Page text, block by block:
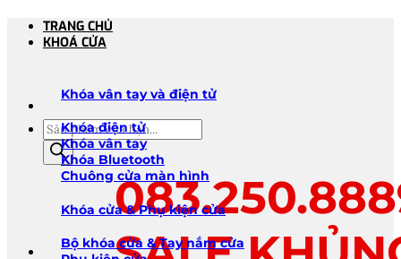
Tìm
kiếm
sản
phẩm
TRANG CHỦ
KHOÁ CỬA
Khóa vân tay và điện tử
Khóa điện tử
Khóa vân tay
Khóa Bluetooth
Chuông cửa màn hình
Khóa cửa & Phụ kiện cửa
Bộ khóa cửa & Tay nắm cửa